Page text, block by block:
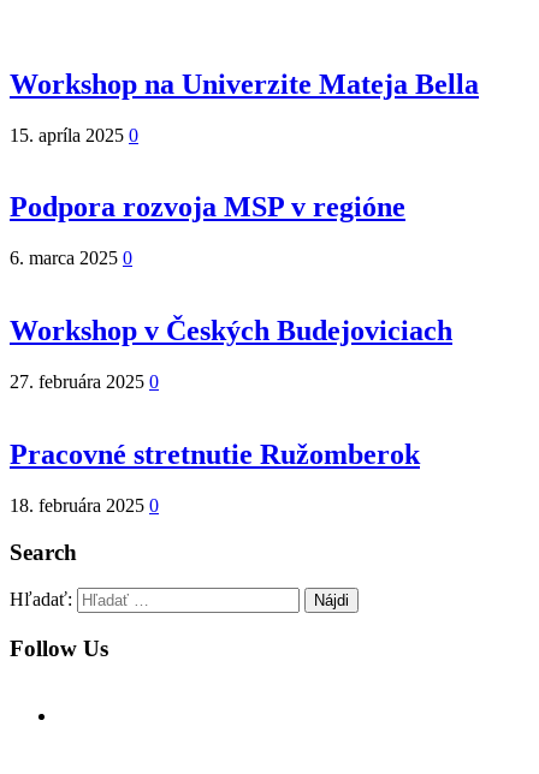
Workshop na Univerzite Mateja Bella
15. apríla 2025 0
Podpora rozvoja MSP v regióne
6. marca 2025 0
Workshop v Českých Budejoviciach
27. februára 2025 0
Pracovné stretnutie Ružomberok
18. februára 2025 0
Search
Hľadať:
Follow Us